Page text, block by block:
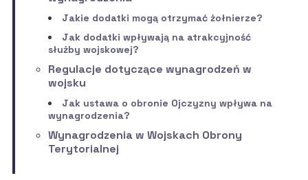
Jakie dodatki mogą otrzymać żołnierze?
Jak dodatki wpływają na atrakcyjność
służby wojskowej?
Regulacje dotyczące wynagrodzeń w
wojsku
Jak ustawa o obronie Ojczyzny wpływa na
wynagrodzenia?
Wynagrodzenia w Wojskach Obrony
Terytorialnej